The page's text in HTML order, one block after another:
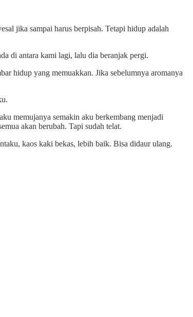
jika sampai harus berpisah. Tetapi hidup adalah
di antara kami lagi, lalu dia beranjak pergi.
hidup yang memuakkan. Jika sebelumnya aromanya
memujanya semakin aku berkembang menjadi
akan berubah. Tapi sudah telat.
kaos kaki bekas, lebih baik. Bisa didaur ulang.